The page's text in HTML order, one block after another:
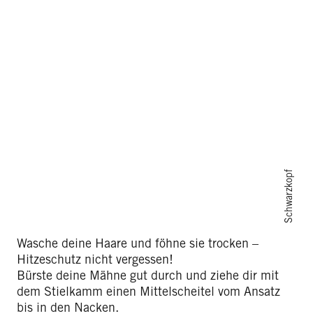
Schwarzkopf
Wasche deine Haare und föhne sie trocken –
Hitzeschutz nicht vergessen!
Bürste deine Mähne gut durch und ziehe dir mit
dem Stielkamm einen Mittelscheitel vom Ansatz
bis in den Nacken.